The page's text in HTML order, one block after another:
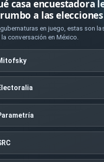
casa encuestadora
a las elecciones
en juego, estas son
conversación en México.